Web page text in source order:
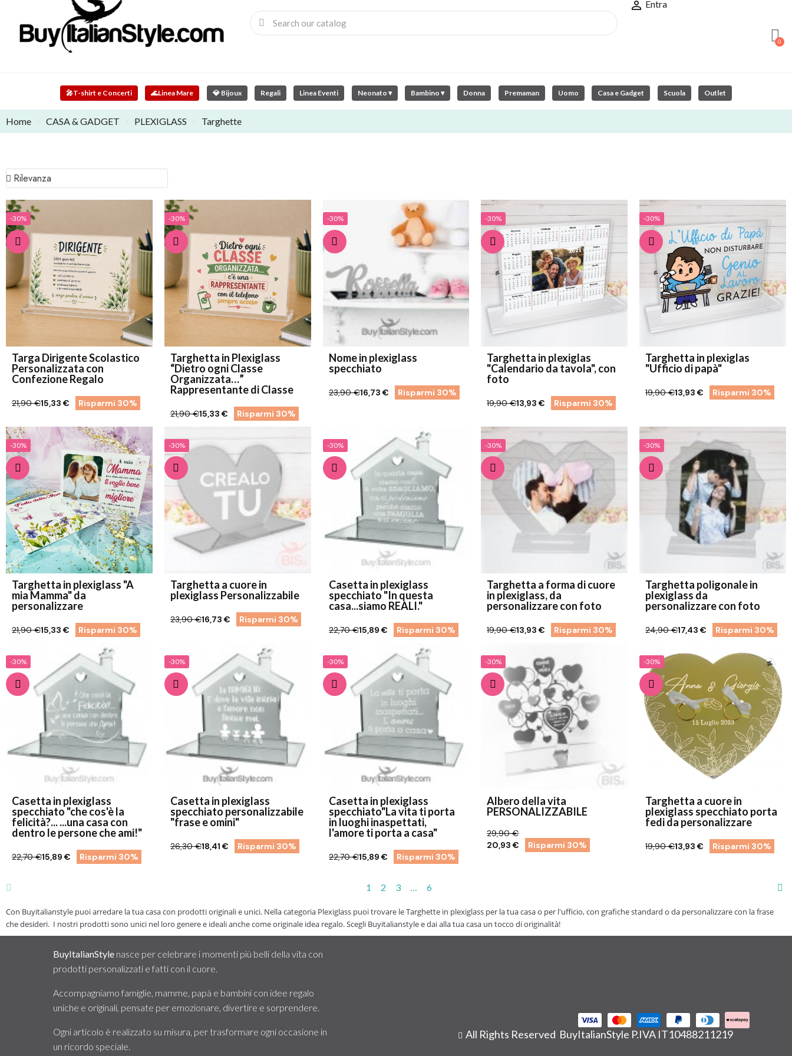
 Entra
🎤T-shirt e Concerti 🌊Linea Mare 💎 Bijoux Regali Linea Eventi Neonato ▾ Bambino ▾ Donna Premaman Uomo Casa e Gadget Scuola Outlet
Home CASA & GADGET PLEXIGLASS Targhette
-30%
Targa Dirigente Scolastico
Personalizzata con
Confezione Regalo
21,90 €15,33 € Risparmi 30%
-30%
Targhetta in Plexiglass
“Dietro ogni Classe
Organizzata…”
Rappresentante di Classe
21,90 €15,33 € Risparmi 30%
-30%
Nome in plexiglass
specchiato
23,90 €16,73 € Risparmi 30%
-30%
Targhetta in plexiglas
"Calendario da tavola", con
foto
19,90 €13,93 € Risparmi 30%
-30%
Targhetta in plexiglas
"Ufficio di papà"
19,90 €13,93 € Risparmi 30%
-30%
Targhetta in plexiglass "A
mia Mamma" da
personalizzare
21,90 €15,33 € Risparmi 30%
-30%
Targhetta a cuore in
plexiglass Personalizzabile
23,90 €16,73 € Risparmi 30%
-30%
Casetta in plexiglass
specchiato "In questa
casa...siamo REALI."
22,70 €15,89 € Risparmi 30%
-30%
Targhetta a forma di cuore
in plexiglass, da
personalizzare con foto
19,90 €13,93 € Risparmi 30%
-30%
Targhetta poligonale in
plexiglass da
personalizzare con foto
24,90 €17,43 € Risparmi 30%
-30%
Casetta in plexiglass
specchiato "che cos'è la
felicità?... ...una casa con
dentro le persone che ami!"
22,70 €15,89 € Risparmi 30%
-30%
Casetta in plexiglass
specchiato personalizzabile
"frase e omini"
26,30 €18,41 € Risparmi 30%
-30%
Casetta in plexiglass
specchiato"La vita ti porta
in luoghi inaspettati,
l'amore ti porta a casa"
22,70 €15,89 € Risparmi 30%
-30%
Albero della vita
PERSONALIZZABILE
29,90 €
20,93 €
Risparmi 30%
-30%
Targhetta a cuore in
plexiglass specchiato porta
fedi da personalizzare
19,90 €13,93 € Risparmi 30%
1 2 3 … 6
Con Buyitalianstyle puoi arredare la tua casa con prodotti originali e unici. Nella categoria Plexiglass puoi trovare le Targhette in plexiglass per la tua casa o per l'ufficio, con grafiche standard o da personalizzare con la frase
che desideri. I nostri prodotti sono unici nel loro genere e ideali anche come originale idea regalo. Scegli Buyitalianstyle e dai alla tua casa un tocco di originalità!
BuyItalianStyle nasce per celebrare i momenti più belli della vita con
prodotti personalizzati e fatti con il cuore.
Accompagniamo famiglie, mamme, papà e bambini con idee regalo
uniche e originali, pensate per emozionare, divertire e sorprendere.
Ogni articolo è realizzato su misura, per trasformare ogni occasione in
un ricordo speciale.
All Rights Reserved BuyItalianStyle P.IVA IT10488211219